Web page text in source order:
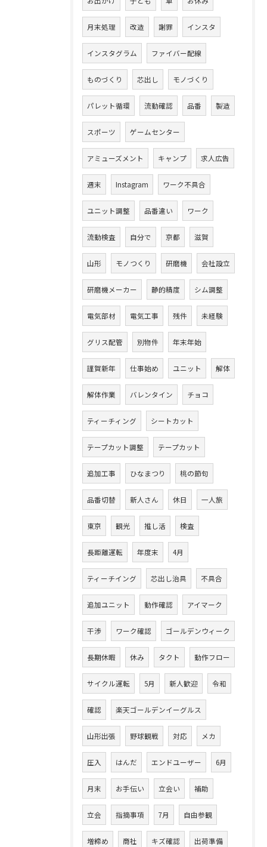
月末処理 改造 謝罪 インスタ
インスタグラム ファイバー配線
ものづくり 芯出し モノづくり
パレット循環 流動確認 品番 製造
スポーツ ゲームセンター
アミューズメント キャンプ 求人広告
週末 Instagram ワーク不具合
ユニット調整 品番違い ワーク
流動検査 自分で 京都 滋賀
山形 モノつくり 研磨機 会社設立
研磨機メーカー 静的精度 シム調整
電気部材 電気工事 残件 未経験
グリス配管 別物件 年末年始
謹賀新年 仕事始め ユニット 解体
解体作業 バレンタイン チョコ
ティーチィング シートカット
テープカット調整 テープカット
追加工事 ひなまつり 桃の節句
品番切替 新人さん 休日 一人旅
東京 観光 推し活 検査
長距離運転 年度末 4月
ティーチイング 芯出し治具 不具合
追加ユニット 動作確認 アイマーク
干渉 ワーク確認 ゴールデンウィーク
長期休暇 休み タクト 動作フロー
サイクル運転 5月 新人歓迎 令和
確認 楽天ゴールデンイーグルス
山形出張 野球観戦 対応 メカ
圧入 はんだ エンドユーザー 6月
月末 お手伝い 立会い 補助
立会 指摘事項 7月 自由参観
増締め 商社 キズ確認 出荷準備